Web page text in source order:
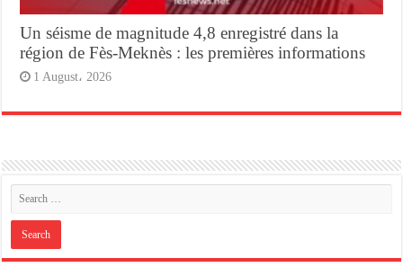
Un séisme de magnitude 4,8 enregistré dans la
région de Fès-Meknès : les premières informations
1 August، 2026